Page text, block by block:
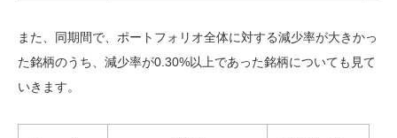
また、同期間で、ポートフォリオ全体に対する減少率が大きかっ
た銘柄のうち、減少率が0.30%以上であった銘柄についても見て
いきます。